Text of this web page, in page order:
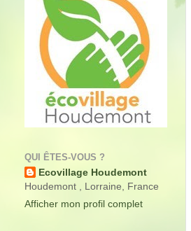
QUI ÊTES-VOUS ?
Ecovillage Houdemont
Houdemont , Lorraine, France
Afficher mon profil complet